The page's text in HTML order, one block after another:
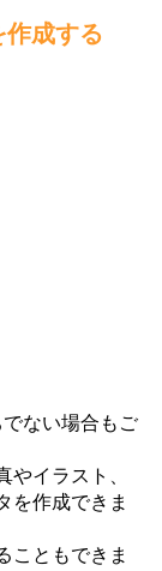
成する
ない場合もご
やイラスト、
を作成できま
こともできま